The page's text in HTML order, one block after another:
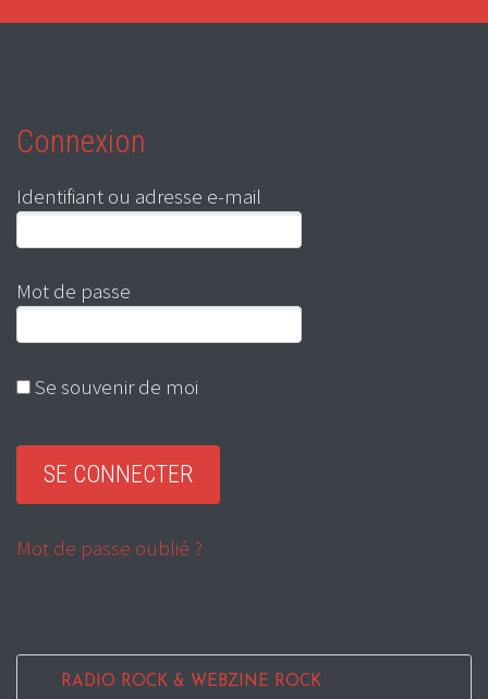
Connexion
Identifiant ou adresse e-mail
Mot de passe
Se souvenir de moi
Mot de passe oublié ?
RADIO ROCK & WEBZINE ROCK